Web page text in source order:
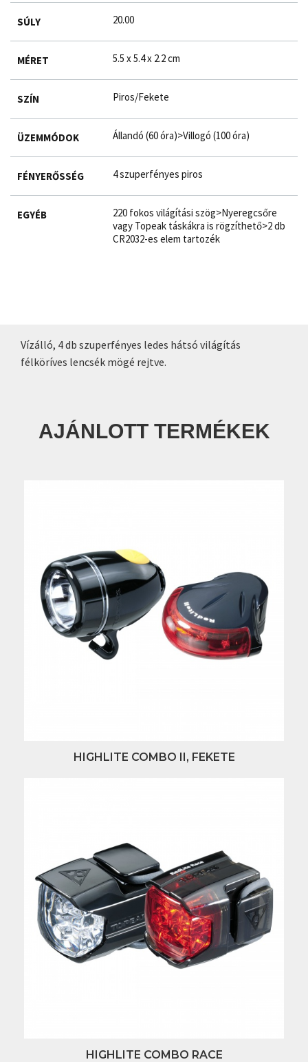
SÚLY 20.00
MÉRET 5.5 x 5.4 x 2.2 cm
SZÍN Piros/Fekete
ÜZEMMÓDOK Állandó (60 óra)>Villogó (100 óra)
FÉNYERŐSSÉG 4 szuperfényes piros
EGYÉB
220 fokos világítási szög>Nyeregcsőre
vagy Topeak táskákra is rögzíthető>2 db
CR2032-es elem tartozék
Vízálló, 4 db szuperfényes ledes hátsó világítás
félköríves lencsék mögé rejtve.
AJÁNLOTT TERMÉKEK
HIGHLITE COMBO II, FEKETE
HIGHLITE COMBO RACE